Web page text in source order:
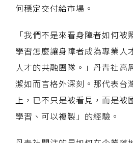
何穩定交付給市場。
「我們不是來看身障者如何
學習怎麼讓身障者成為專業人
人才的共融團隊。」丹青社高
潔如而言格外深刻。那代表台
上，已不只是被看見，而是被
學習、可以複製」的經驗。